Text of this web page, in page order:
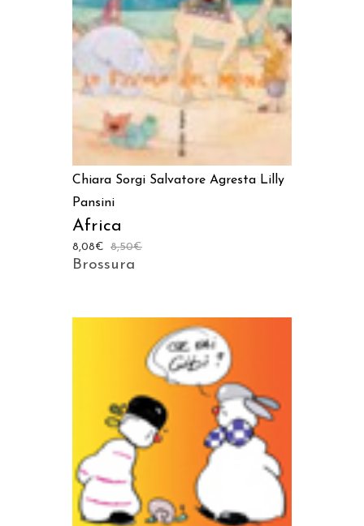
LEGGI TUTTO
Chiara Sorgi Salvatore Agresta Lilly
Pansini
Africa
8,50€
8,08€
Brossura
AGGIUNGI AL CARRELLO